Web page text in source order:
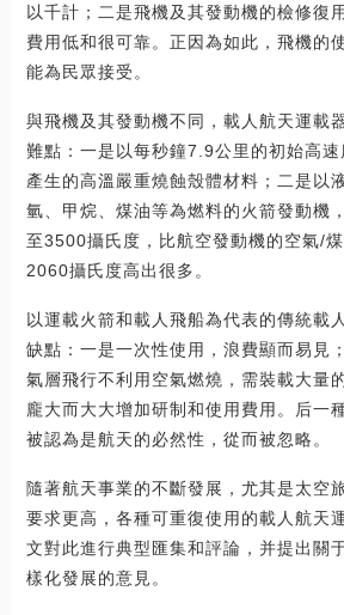
以千計；二是飛機及其發動機的檢修復
費用低和很可靠。正因為如此，飛機的
能為民眾接受。
與飛機及其發動機不同，載人航天運載
難點：一是以每秒鐘7.9公里的初始高
產生的高溫嚴重燒蝕殼體材料；二是以
氫、甲烷、煤油等為燃料的火箭發動機
至3500攝氏度，比航空發動機的空氣/
2060攝氏度高出很多。
以運載火箭和載人飛船為代表的傳統載
缺點：一是一次性使用，浪費顯而易見
氣層飛行不利用空氣燃燒，需裝載大量
龐大而大大增加研制和使用費用。后一
被認為是航天的必然性，從而被忽略。
隨著航天事業的不斷發展，尤其是太空
要求更高，各種可重復使用的載人航天
文對此進行典型匯集和評論，并提出關
樣化發展的意見。